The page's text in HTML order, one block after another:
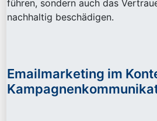
führen, sondern auch das
nachhaltig beschädigen.
Emailmarketing im